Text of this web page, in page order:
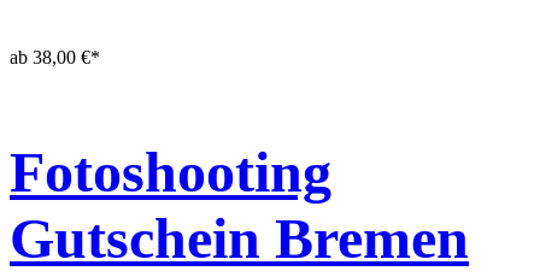
ab 38,00 €*
Fotoshooting
Gutschein Bremen